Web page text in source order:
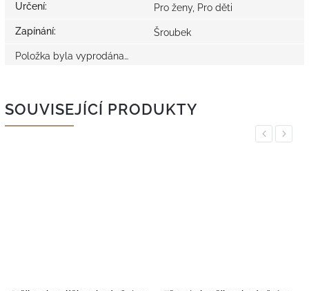
Určení: Pro ženy, Pro děti
Zapínání: Šroubek
Položka byla vyprodána…
SOUVISEJÍCÍ PRODUKTY
Previous
Next